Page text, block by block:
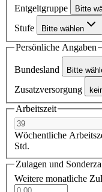
Entgeltgruppe Bitte
Stufe Bitte wählen
Persönliche Angaben
Bundesland Bitte
Zusatzversorgung
Arbeitszeit
Wöchentliche
Std.
Zulagen und
Weitere monatliche